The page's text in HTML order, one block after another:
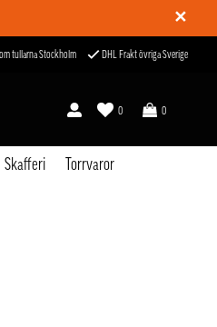
✕
tullarna Stockholm DHL Frakt övriga Sverige
0
0
Skafferi Torrvaror